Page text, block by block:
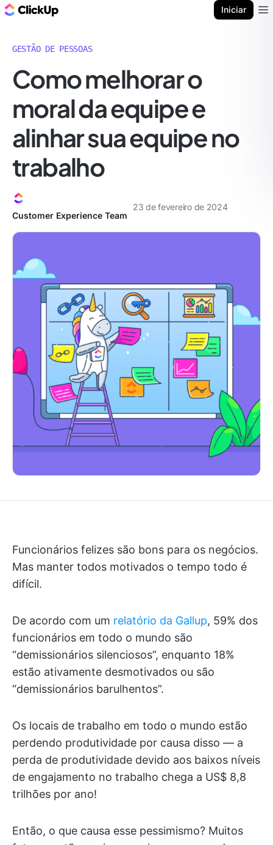
Iniciar
GESTÃO DE PESSOAS
Como melhorar o
moral da equipe e
alinhar sua equipe no
trabalho
Customer Experience Team
23 de fevereiro de 2024
Funcionários felizes são bons para os negócios.
Mas manter todos motivados o tempo todo é
difícil.
De acordo com um relatório da Gallup, 59% dos
funcionários em todo o mundo são
“demissionários silenciosos”, enquanto 18%
estão ativamente desmotivados ou são
“demissionários barulhentos”.
Os locais de trabalho em todo o mundo estão
perdendo produtividade por causa disso — a
perda de produtividade devido aos baixos níveis
de engajamento no trabalho chega a US$ 8,8
trilhões por ano!
Então, o que causa esse pessimismo? Muitos